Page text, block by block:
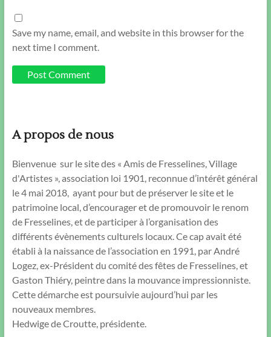
Save my name, email, and website in this browser for the
next time I comment.
A propos de nous
Bienvenue sur le site des « Amis de Fresselines, Village
d'Artistes », association loi 1901, reconnue d’intérêt général
le 4 mai 2018, ayant pour but de préserver le site et le
patrimoine local, d’encourager et de promouvoir le renom
de Fresselines, et de participer à l’organisation des
différents évènements culturels locaux. Ce cap avait été
établi à la naissance de l’association en 1991, par André
Logez, ex-Président du comité des fêtes de Fresselines, et
Gaston Thiéry, peintre dans la mouvance impressionniste.
Cette démarche est poursuivie aujourd’hui par les
nouveaux membres.
Hedwige de Croutte, présidente.